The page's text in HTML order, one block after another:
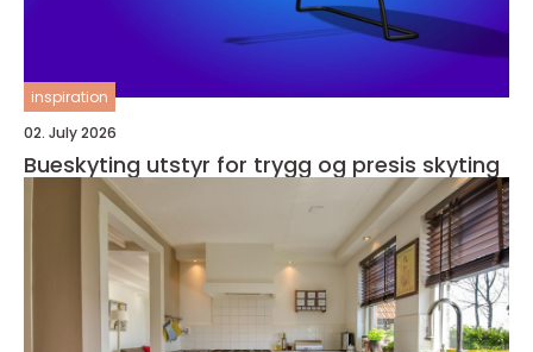
inspiration
02. July 2026
Bueskyting utstyr for trygg og presis skyting